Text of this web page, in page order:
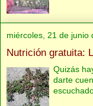
miércoles, 21 de junio
Nutrición gratuita:
Quizás
darte